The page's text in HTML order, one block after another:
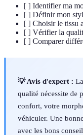
[ ] Identifier ma
[ ] Définir mon
[ ] Choisir le tissu
[ ] Vérifier la
[ ] Comparer
💡 Avis d'expert :
qualité nécessite de
confort, votre
véhiculer. Une
avec les bons